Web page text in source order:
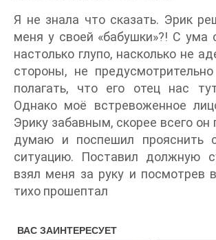
Я не знала что сказать. Эрик
меня у своей «бабушки»?! С ума
настолько глупо, насколько не
стороны, не
полагать, что его отец нас
Однако моё встревоженное
Эрику забавным, скорее всего он
думаю и поспешил прояснить
ситуацию. Поставил должную
взял меня за руку и посмотрев
тихо прошептал